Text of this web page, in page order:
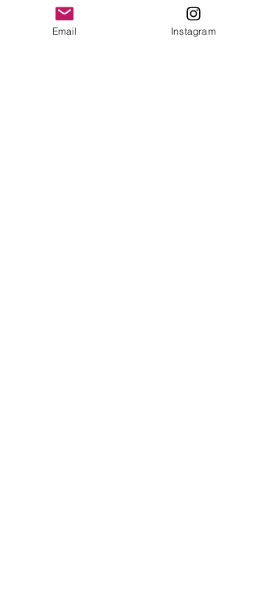
Email Instagram